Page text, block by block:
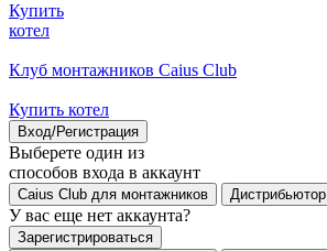
Купить
котел
Клуб монтажников Caius Club
Купить котел
Вход/Регистрация
Выберете один из
способов входа в аккаунт
Caius Club для монтажников Дистрибьютор
У вас еще нет аккаунта?
Зарегистрироваться